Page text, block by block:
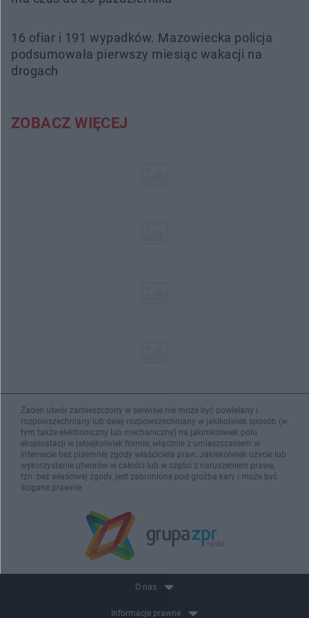
16 ofiar i 191 wypadków. Mazowiecka policja
podsumowała pierwszy miesiąc wakacji na
drogach
ZOBACZ WIĘCEJ
Żaden utwór zamieszczony w serwisie nie może być powielany i
rozpowszechniany lub dalej rozpowszechniany w jakikolwiek sposób (w
tym także elektroniczny lub mechaniczny) na jakimkolwiek polu
eksploatacji w jakiejkolwiek formie, włącznie z umieszczaniem w
Internecie bez pisemnej zgody właściciela praw. Jakiekolwiek użycie lub
wykorzystanie utworów w całości lub w części z naruszeniem prawa,
tzn. bez właściwej zgody, jest zabronione pod groźbą kary i może być
ścigane prawnie.
O nas
Informacje prawne